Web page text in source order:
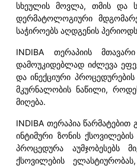
სხეულის მოვლა, თმის და
დერმატოლოგიური
საჭიროებს აღდგენის
INDIBA თერაპიის
დამოუკიდებლად იძლევა
და ინექციური
მკურნალობის ნაწილი,
მიღება.
INDIBA თერაპია წარმატებით
ინტიმური ზონის
პროცედურა აუმჯობესებს
ქსოვილების